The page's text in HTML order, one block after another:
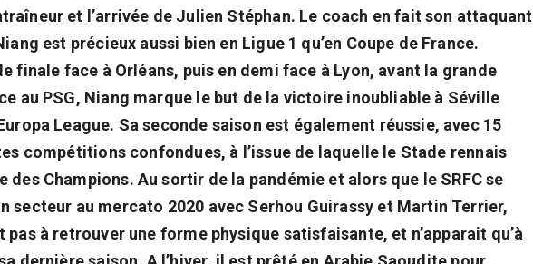
et l’arrivée de Julien Stéphan. Le coach en fait son attaquant
est précieux aussi bien en Ligue 1 qu’en Coupe de France.
finale face à Orléans, puis en demi face à Lyon, avant la grande
au PSG, Niang marque le but de la victoire inoubliable à Séville
League. Sa seconde saison est également réussie, avec 15
compétitions confondues, à l’issue de laquelle le Stade rennais
des Champions. Au sortir de la pandémie et alors que le SRFC se
secteur au mercato 2020 avec Serhou Guirassy et Martin Terrier,
pas à retrouver une forme physique satisfaisante, et n’apparait qu’à